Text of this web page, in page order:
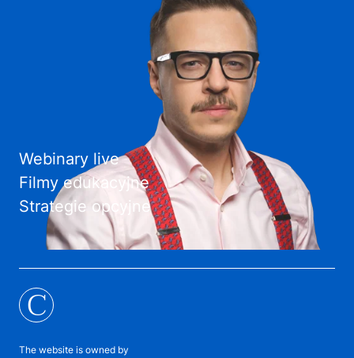
Webinary live
Filmy edukacyjne
Strategie opcyjne
C
The website is owned by